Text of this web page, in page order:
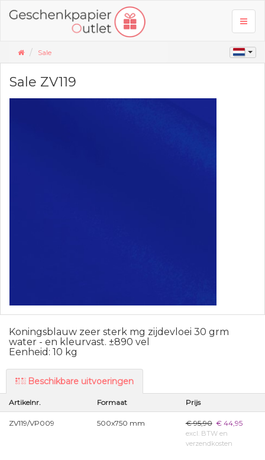
Sale
Sale ZV119
Koningsblauw zeer sterk mg zijdevloei 30 grm
water - en kleurvast. ±890 vel
Eenheid: 10 kg
Beschikbare uitvoeringen
Artikelnr. Formaat Prijs
ZV119/VP009 500x750 mm € 95,90 € 44,95
excl. BTW en
verzendkosten